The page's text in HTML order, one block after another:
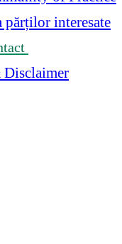
părților interesate